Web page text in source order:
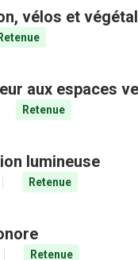
vélos et
Retenue
aux espaces
Retenue
lumineuse
Retenue
Retenue